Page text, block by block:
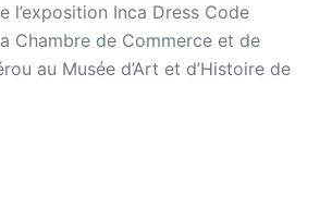
l’exposition Inca Dress Code
Chambre de Commerce et de
au Musée d’Art et d’Histoire de